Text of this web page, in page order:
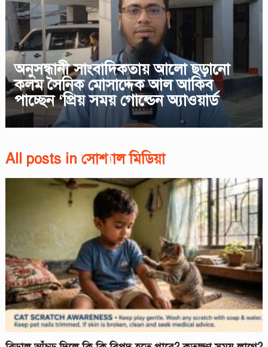
অনুসন্ধানী সাংবাদিকতায় আলো ছড়ানো
কলম সৈনিক মোসাদ্দেক আল আকিব
পাচ্ছেন ‘প্রিয় সময় গোল্ডেন অ্যাওয়ার্ড
All posts in সোশ্যাল মিডিয়া